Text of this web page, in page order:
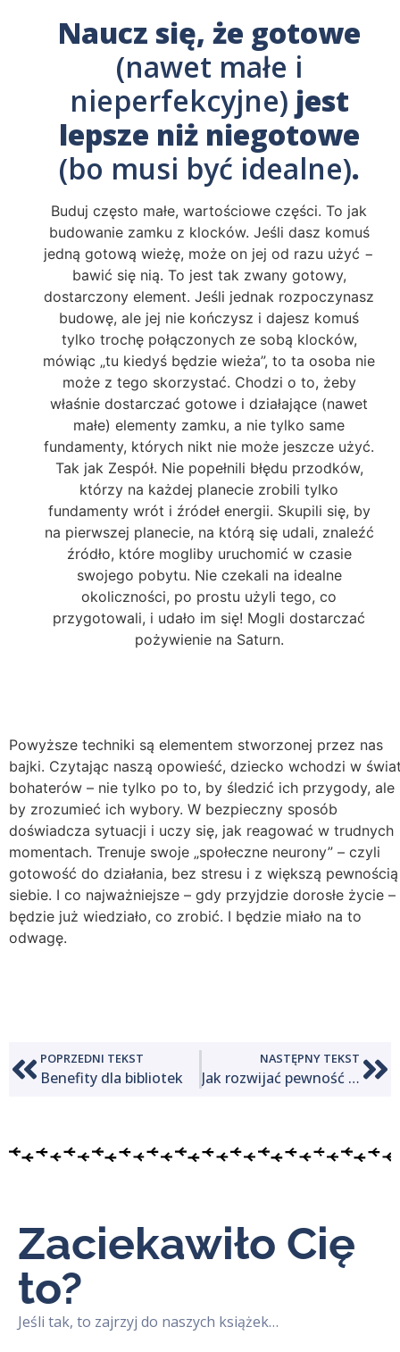
Naucz się, że gotowe
(nawet małe i
nieperfekcyjne) jest
lepsze niż niegotowe
(bo musi być idealne).
Buduj często małe, wartościowe części. To jak
budowanie zamku z klocków. Jeśli dasz komuś
jedną gotową wieżę, może on jej od razu użyć −
bawić się nią. To jest tak zwany gotowy,
dostarczony element. Jeśli jednak rozpoczynasz
budowę, ale jej nie kończysz i dajesz komuś
tylko trochę połączonych ze sobą klocków,
mówiąc „tu kiedyś będzie wieża”, to ta osoba nie
może z tego skorzystać. Chodzi o to, żeby
właśnie dostarczać gotowe i działające (nawet
małe) elementy zamku, a nie tylko same
fundamenty, których nikt nie może jeszcze użyć.
Tak jak Zespół. Nie popełnili błędu przodków,
którzy na każdej planecie zrobili tylko
fundamenty wrót i źródeł energii. Skupili się, by
na pierwszej planecie, na którą się udali, znaleźć
źródło, które mogliby uruchomić w czasie
swojego pobytu. Nie czekali na idealne
okoliczności, po prostu użyli tego, co
przygotowali, i udało im się! Mogli dostarczać
pożywienie na Saturn.
Powyższe techniki są elementem stworzonej przez nas
bajki. Czytając naszą opowieść, dziecko wchodzi w
bohaterów – nie tylko po to, by śledzić ich przygody, ale
by zrozumieć ich wybory. W bezpieczny sposób
doświadcza sytuacji i uczy się, jak reagować w trudnych
momentach. Trenuje swoje „społeczne neurony” – czyli
gotowość do działania, bez stresu i z większą pewnością
siebie. I co najważniejsze – gdy przyjdzie dorosłe życie –
będzie już wiedziało, co zrobić. I będzie miało na to
odwagę.
POPRZEDNI TEKST
Benefity dla bibliotek
NASTĘPNY TEKST
Jak rozwijać pewność siebie i wytrwałość?
Zaciekawiło Cię
to?
Jeśli tak, to zajrzyj do naszych książek…